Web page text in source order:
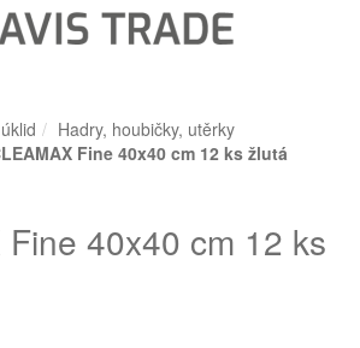
Hadry, houbičky, utěrky
Fine 40x40 cm 12 ks žlutá
40x40 cm 12 ks